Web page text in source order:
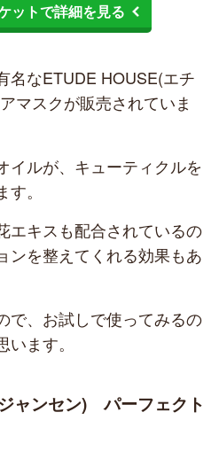
ットで詳細を見る
名なETUDE HOUSE(エチ
マスクが販売されていま
イルが、キューティクルを
。
エキスも配合されているの
ンを整えてくれる効果もあ
で、お試しで使ってみるの
ます。
ャンセン) パーフェクト